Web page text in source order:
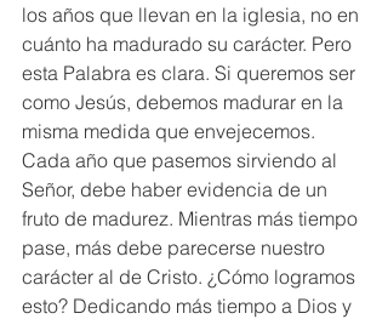
los años que llevan en la iglesia, no en
cuánto ha madurado su carácter. Pero
esta Palabra es clara. Si queremos ser
como Jesús, debemos madurar en la
misma medida que envejecemos.
Cada año que pasemos sirviendo al
Señor, debe haber evidencia de un
fruto de madurez. Mientras más tiempo
pase, más debe parecerse nuestro
carácter al de Cristo. ¿Cómo logramos
esto? Dedicando más tiempo a Dios y